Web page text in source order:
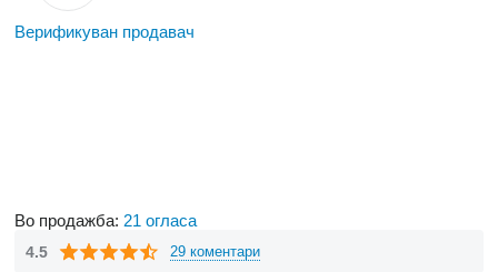
Верификуван продавач
Во продажба: 21 огласа
4.5 29 коментари